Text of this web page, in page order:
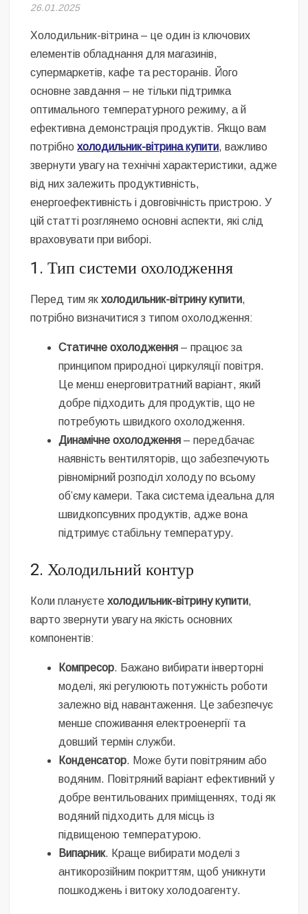
Безугла закликає валити Сирського
Світові бренди одягу та взуття: розвиток ринку та вплив на
сучасну моду
Командувач ВМС Неїжпапа закликав не дестабілізувати ситуацію
навколо керівництва армії
26.01.2025
Холодильник-вітрина – це один із ключових
елементів обладнання для магазинів,
супермаркетів, кафе та ресторанів. Його
основне завдання – не тільки підтримка
оптимального температурного режиму, а й
ефективна демонстрація продуктів. Якщо вам
потрібнохолодильник-вітрина купити, важливо
звернути увагу на технічні характеристики, адже
від них залежить продуктивність,
енергоефективність і довговічність пристрою. У
цій статті розглянемо основні аспекти, які слід
враховувати при виборі.
1. Тип системи охолодження
Перед тим якхолодильник-вітрину купити,
потрібно визначитися з типом охолодження:
Статичне охолодження – працює за
принципом природної циркуляції повітря.
Це менш енерговитратний варіант, який
добре підходить для продуктів, що не
потребують швидкого охолодження.
Динамічне охолодження – передбачає
наявність вентиляторів, що забезпечують
рівномірний розподіл холоду по всьому
об’єму камери. Така система ідеальна для
швидкопсувних продуктів, адже вона
підтримує стабільну температуру.
2. Холодильний контур
Коли плануєтехолодильник-вітрину купити,
варто звернути увагу на якість основних
компонентів:
Компресор. Бажано вибирати інверторні
моделі, які регулюють потужність роботи
залежно від навантаження. Це забезпечує
менше споживання електроенергії та
довший термін служби.
Конденсатор. Може бути повітряним або
водяним. Повітряний варіант ефективний у
добре вентильованих приміщеннях, тоді як
водяний підходить для місць із
підвищеною температурою.
Випарник. Краще вибирати моделі з
антикорозійним покриттям, щоб уникнути
пошкоджень і витоку холодоагенту.